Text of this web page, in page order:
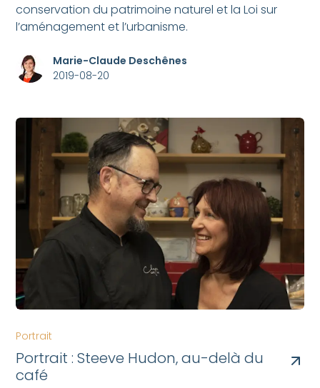
conservation du patrimoine naturel et la Loi sur
l’aménagement et l’urbanisme.
Marie-Claude Deschênes
2019-08-20
Portrait
Portrait : Steeve Hudon, au-delà du
café